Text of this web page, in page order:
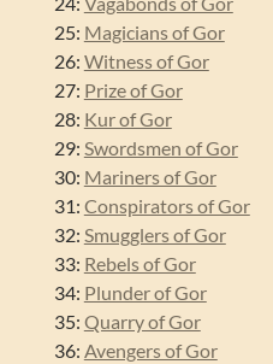
25: Magicians of Gor
26: Witness of Gor
27: Prize of Gor
28: Kur of Gor
29: Swordsmen of Gor
30: Mariners of Gor
31: Conspirators of Gor
32: Smugglers of Gor
33: Rebels of Gor
34: Plunder of Gor
35: Quarry of Gor
36: Avengers of Gor